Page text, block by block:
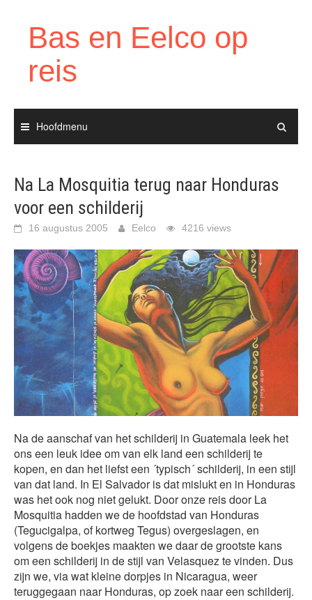
Bas en Eelco op
reis
Hoofdmenu
Na La Mosquitia terug naar Honduras
voor een schilderij
16 augustus 2005 Eelco 4216 views
Na de aanschaf van het schilderij in Guatemala leek het
ons een leuk idee om van elk land een schilderij te
kopen, en dan het liefst een ´typisch´ schilderij, in een stijl
van dat land. In El Salvador is dat mislukt en in Honduras
was het ook nog niet gelukt. Door onze reis door La
Mosquitia hadden we de hoofdstad van Honduras
(Tegucigalpa, of kortweg Tegus) overgeslagen, en
volgens de boekjes maakten we daar de grootste kans
om een schilderij in de stijl van Velasquez te vinden. Dus
zijn we, via wat kleine dorpjes in Nicaragua, weer
teruggegaan naar Honduras, op zoek naar een schilderij.